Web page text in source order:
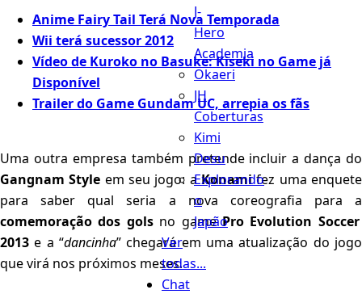
J-
Hero
Academia
Okaeri
JH
Coberturas
Kimi
Desu
Explorando
o
Japão
Ver
todas...
Chat
Anime Fairy Tail Terá Nova Temporada
Wii terá sucessor 2012
Vídeo de Kuroko no Basuke: Kiseki no Game já
Disponível
Trailer do Game Gundam UC, arrepia os fãs
Uma outra empresa também pretende incluir a dança do
Gangnam Style em seu jogo: aKonamifez uma enquete
para saber qual seria a nova coreografia para a
comemoração dos golsno gamePro Evolution Soccer
2013 e a “dancinha” chegará em uma atualização do jogo
que virá nos próximos meses.